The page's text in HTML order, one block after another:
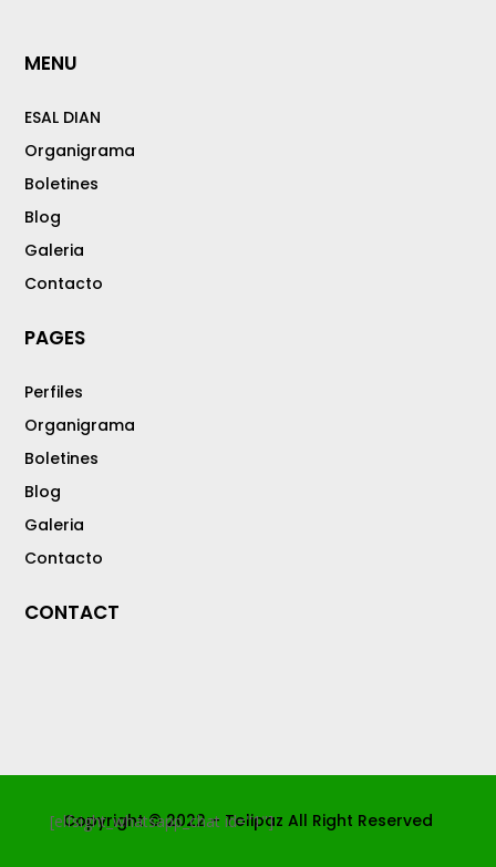
MENU
ESAL DIAN
Organigrama
Boletines
Blog
Galeria
Contacto
PAGES
Perfiles
Organigrama
Boletines
Blog
Galeria
Contacto
CONTACT
Copyright © 2022 – Tolipaz All Right Reserved
[elfsight_whatsapp_chat id="1"]